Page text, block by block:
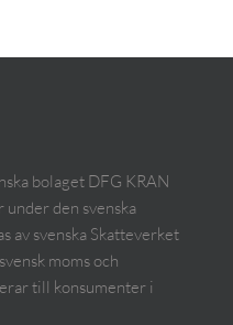
bolaget DFG KRAN
den svenska
av svenska Skatteverket
moms och
till konsumenter i